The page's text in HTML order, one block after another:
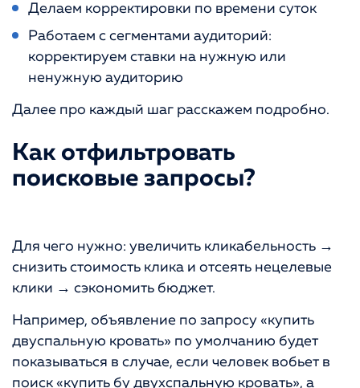
Делаем корректировки по времени суток
Работаем с сегментами аудиторий:
корректируем ставки на нужную или
ненужную аудиторию
Далее про каждый шаг расскажем подробно.
Как отфильтровать
поисковые запросы?
Для чего нужно: увеличить кликабельность →
снизить стоимость клика и отсеять нецелевые
клики → сэкономить бюджет.
Например, объявление по запросу «купить
двуспальную кровать» по умолчанию будет
показываться в случае, если человек вобьет в
поиск «купить бу двухспальную кровать», а